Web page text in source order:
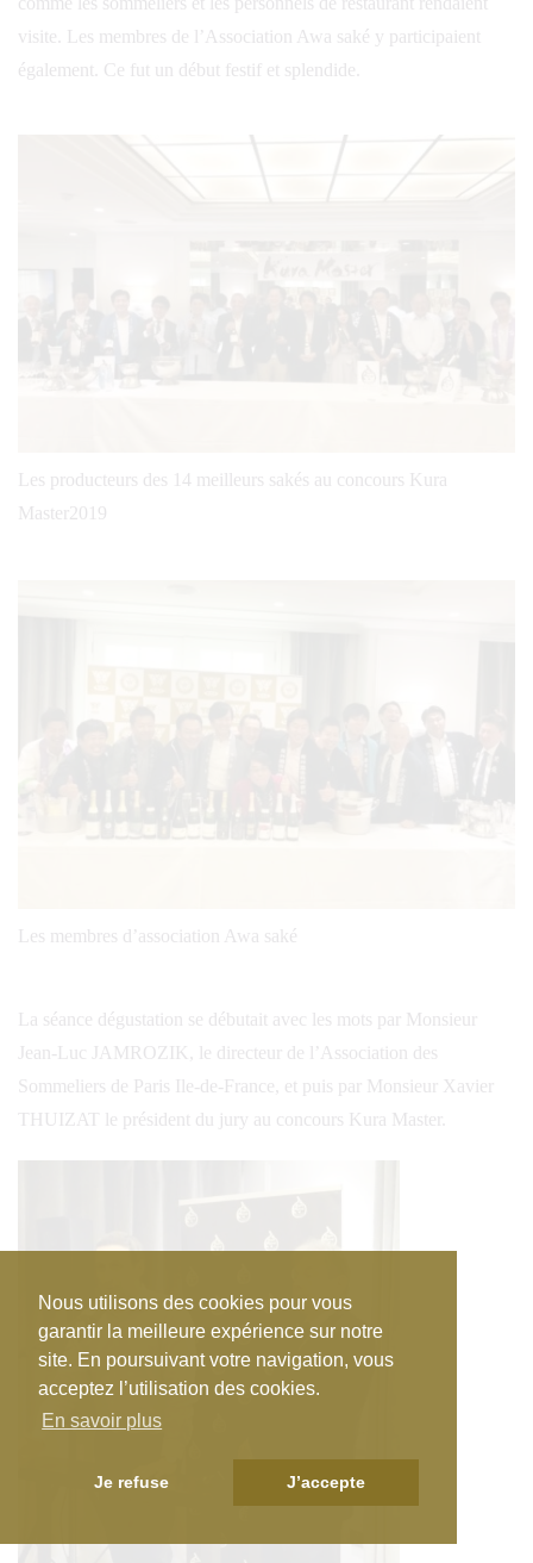
Nous utilisons des cookies pour vous
garantir la meilleure expérience sur notre
site. En poursuivant votre navigation, vous
acceptez l’utilisation des cookies.
En savoir plus
Je refuse J’accepte
visite. Les membres de l’Association Awa saké y participaient
également. Ce fut un début festif et splendide.
Les producteurs des 14 meilleurs sakés au concours Kura
Master2019
Les membres d’association Awa saké
La séance dégustation se débutait avec les mots par Monsieur
Jean-Luc JAMROZIK, le directeur de l’Association des
Sommeliers de Paris Ile-de-France, et puis par Monsieur Xavier
THUIZAT le président du jury au concours Kura Master.